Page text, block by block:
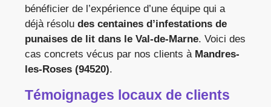
bénéficier de l’expérience d’une équipe qui a
déjà résolu des centaines d’infestations de
punaises de lit dans le Val-de-Marne. Voici des
cas concrets vécus par nos clients à Mandres-
les-Roses (94520).
Témoignages locaux de clients